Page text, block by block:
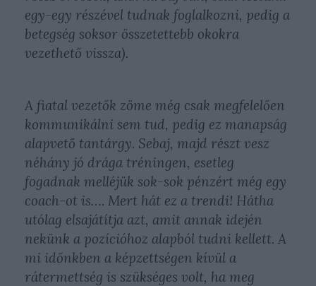
egy-egy részével tudnak foglalkozni, pedig a
betegség soksor összetettebb okokra
vezethető vissza).
A fiatal vezetők zöme még csak megfelelően
kommunikálni sem tud, pedig ez manapság
alapvető tantárgy. Sebaj, majd részt vesz
néhány jó drága tréningen, esetleg
fogadnak melléjük sok-sok pénzért még egy
coach-ot is…. Mert hát ez a trendi! Hátha
utólag elsajátítja azt, amit annak idején
nekünk a pozícióhoz alapból tudni kellett. A
mi időnkben a képzettségen kívül a
rátermettség is szükséges volt, ha meg